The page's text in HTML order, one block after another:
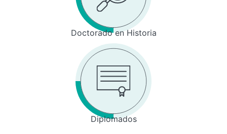
Doctorado en Historia
Diplomados